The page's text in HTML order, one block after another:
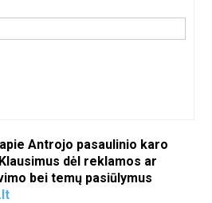
Antrojo pasaulinio karo
dėl reklamos ar
bei temų pasiūlymus